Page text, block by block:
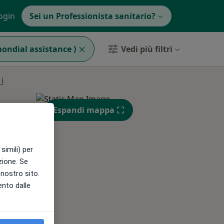
Sei un Professionista sanitario?
assistance ) Vedi più filtri
Mar,
11 Ago
Espandi mappa
per
Se
sito.
dalle